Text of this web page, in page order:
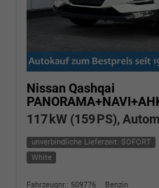
Nissan Qashqai
117 kW (159 PS),
unverbindliche Lieferzeit: SOFORT
White
Fahrzeugnr.: 509776
Benzin